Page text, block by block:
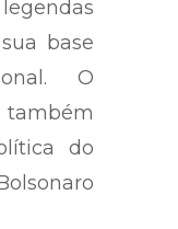
base
O
do